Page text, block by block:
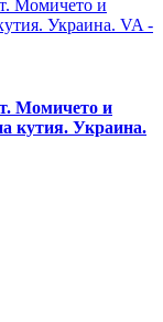
Момичето и
кутия. Украина.